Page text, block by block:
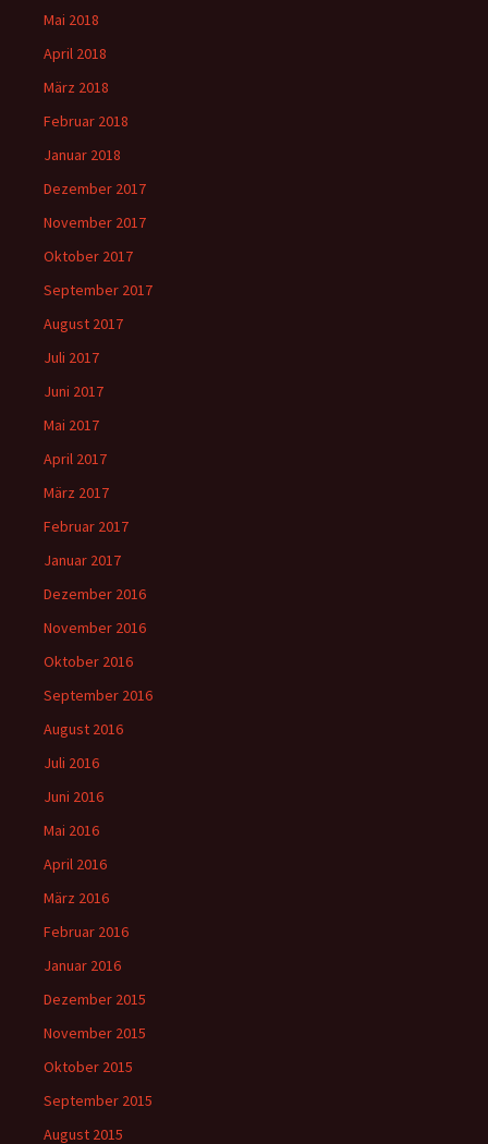
Mai 2018
April 2018
März 2018
Februar 2018
Januar 2018
Dezember 2017
November 2017
Oktober 2017
September 2017
August 2017
Juli 2017
Juni 2017
Mai 2017
April 2017
März 2017
Februar 2017
Januar 2017
Dezember 2016
November 2016
Oktober 2016
September 2016
August 2016
Juli 2016
Juni 2016
Mai 2016
April 2016
März 2016
Februar 2016
Januar 2016
Dezember 2015
November 2015
Oktober 2015
September 2015
August 2015